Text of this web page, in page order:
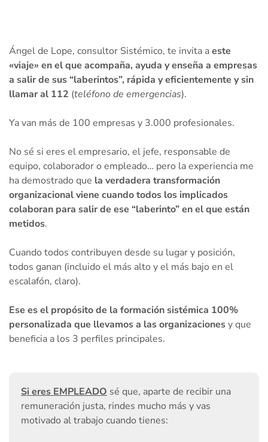
Ángel de Lope, consultor Sistémico, te invita aeste
«viaje» en el que acompaña, ayuda y enseña a empresas
a salir de sus “laberintos”, rápida y eficientemente y sin
llamar al 112 (teléfono de emergencias).
Ya van más de 100 empresas y 3.000 profesionales.
No sé si eres el empresario, el jefe, responsable de
equipo, colaborador o empleado… pero la experiencia me
ha demostrado que la verdadera transformación
organizacional viene cuando todos los implicados
colaboran para salir de ese “laberinto” en el que están
metidos.
Cuando todos contribuyen desde su lugar y posición,
todos ganan (incluido el más alto y el más bajo en el
escalafón, claro).
Ese es el propósito de la formación sistémica 100%
personalizada que llevamos a las organizacionesy que
beneficia a los 3 perfiles principales.
Si eres EMPLEADO sé que, aparte de recibir una
remuneración justa, rindes mucho más y vas
motivado al trabajo cuando tienes: